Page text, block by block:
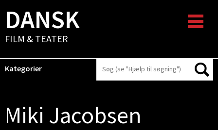
DANSK
FILM & TEATER
Kategorier
Miki Jacobsen